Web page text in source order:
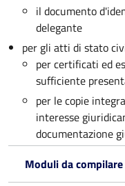
il documento
delegante
per gli atti di stato
per certificati ed
sufficiente
per le copie
interesse
documentazione
Moduli da